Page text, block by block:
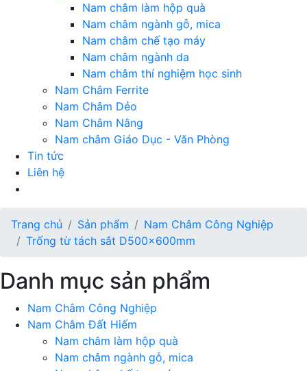
Nam châm làm hộp quà
Nam châm ngành gỗ, mica
Nam châm chế tạo máy
Nam châm ngành da
Nam châm thí nghiệm học sinh
Nam Châm Ferrite
Nam Châm Dẻo
Nam Châm Nâng
Nam châm Giáo Dục - Văn Phòng
Tin tức
Liên hệ
Trang chủ Sản phẩm
Nam Châm Công Nghiệp
Trống từ tách sắt D500x600mm
Danh mục sản phẩm
Nam Châm Công Nghiệp
Nam Châm Đất Hiếm
Nam châm làm hộp quà
Nam châm ngành gỗ, mica